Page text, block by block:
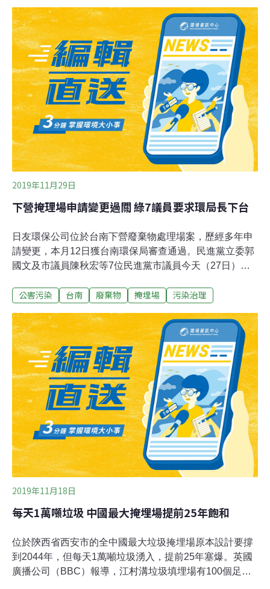
棄物，降低對環境的衝擊和民眾的疑慮，詢問在場鄉親有
無意見。議員陳秋宏隨即帶領鄉親表達不滿和反對立場，
強調拒絕毒害進入家園「設了掩埋場就去了了」，並高呼
「拒絕污染，不要掩埋場」、「護土地、顧子孫」、「抗
議財團毒害子孫」等口號。支持方有人表達支持設置處理
場，呼籲鄉親看看下營區有不少垃圾隨意丟棄，引發正反
雙方互嗆，在麻豆警分局重兵部署勸阻下未爆發衝突，說
明會隨即收場。環保局表示，日友申請設置許可變更案，
將廢棄物處理種類由「灰渣或飛灰」等十二類，減為只剩
「土木或建築廢棄物混合物」等二類，處理方法並變
2019年11月29日
下營掩理場申請變更過關 綠7議員要求環局長下台
日友環保公司位於台南下營廢棄物處理場案，歷經多年申
請變更，本月12日獲台南環保局審查通過。民進黨立委郭
國文及市議員陳秋宏等7位民進黨市議員今天（27日）下
操作，環保局到底受到什麼壓力，才讓已停擺多年的掩埋
負責。環保局則說明，下營掩埋場及焚化爐，面積約3公
頃，符合法規不到5公頃免環評規定，早在民國84年就獲
原南縣府核發設置許可。後經地方抗爭，業者申請減項，
並已拆除焚化爐，經業者提出申請，原本核准的12項廢棄
物也減為2項，且均為建築廢棄物，對環境影響大為降低
而獲同變更，否則建廢棄物無處去，到處棄置也不是辦
法，該局同時也要求日友應於12月14日在地方召要開說明
會，向地方說明、溝通，該局依法行政，並無所謂壓力或
黑手的問題。郭國文則表示，類似嫌惡設施的問題，未做
好和居民的溝通，過去一再引發重大抗爭，像
公害污染 台南 廢棄物 掩埋場 污染治理
2019年11月18日
每天1萬噸垃圾 中國最大掩埋場提前25年飽和
位於陝西省西安市的全中國最大垃圾掩埋場原本設計要撐
到2044年，但每天1萬噸垃圾湧入，提前25年塞爆。英國
廣播公司（BBC）報導，江村溝垃圾填埋場有100個足球